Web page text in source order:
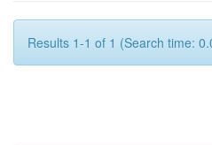
Results 1-1 of 1 (Search time: